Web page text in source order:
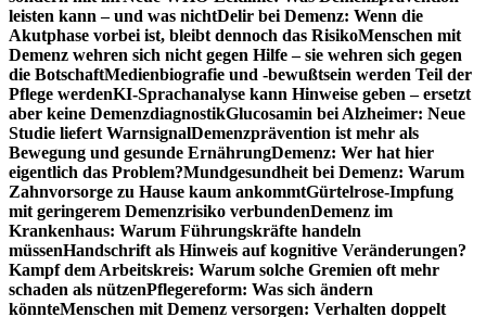
leisten kann – und was nichtDelir bei Demenz: Wenn die
Akutphase vorbei ist, bleibt dennoch das RisikoMenschen mit
Demenz wehren sich nicht gegen Hilfe – sie wehren sich gegen
die BotschaftMedienbiografie und -bewußtsein werden Teil der
Pflege werdenKI-Sprachanalyse kann Hinweise geben – ersetzt
aber keine DemenzdiagnostikGlucosamin bei Alzheimer: Neue
Studie liefert WarnsignalDemenzprävention ist mehr als
Bewegung und gesunde ErnährungDemenz: Wer hat hier
eigentlich das Problem?Mundgesundheit bei Demenz: Warum
Zahnvorsorge zu Hause kaum ankommtGürtelrose-Impfung
mit geringerem Demenzrisiko verbundenDemenz im
Krankenhaus: Warum Führungskräfte handeln
müssenHandschrift als Hinweis auf kognitive Veränderungen?
Kampf dem Arbeitskreis: Warum solche Gremien oft mehr
schaden als nützenPflegereform: Was sich ändern
könnteMenschen mit Demenz versorgen: Verhalten doppelt